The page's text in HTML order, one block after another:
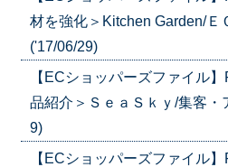
材を強化＞Kitchen Garden/Ｅ
('17/06/29)
【ECショッパーズファイル
品紹介＞ＳｅａＳｋｙ/集客・
9)
【ECショッパーズファイル